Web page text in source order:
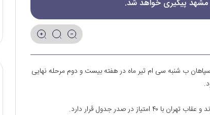
مشهد پیگیری خواهد شد.
سپاهان ب شنبه سی ام تیر ماه در هفته بیست و دوم مرحله نهایی